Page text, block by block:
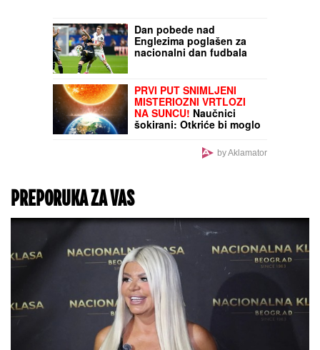
Dan pobede nad
Englezima poglašen za
nacionalni dan fudbala
PRVI PUT SNIMLJENI
MISTERIOZNI VRTLOZI
NA SUNCU! Naučnici
šokirani: Otkriće bi moglo
katastrofalnih posledica
by Aklamator
PREPORUKA ZA VAS